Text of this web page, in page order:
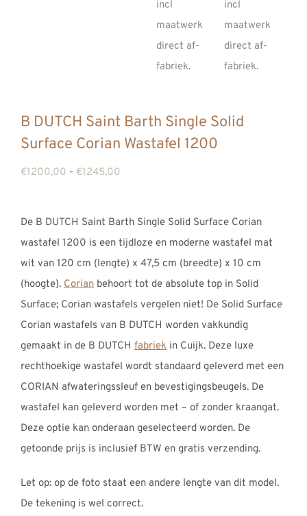
B DUTCH Saint Barth Single Solid
Surface Corian Wastafel 1200
€1200,00 - €1245,00
De B DUTCH Saint Barth Single Solid Surface Corian
wastafel 1200 is een tijdloze en moderne wastafel mat
wit van 120 cm (lengte) x 47,5 cm (breedte) x 10 cm
(hoogte). Corian behoort tot de absolute top in Solid
Surface; Corian wastafels vergelen niet! De Solid Surface
Corian wastafels van B DUTCH worden vakkundig
gemaakt in de B DUTCH fabriek in Cuijk. Deze luxe
rechthoekige wastafel wordt standaard geleverd met een
CORIAN afwateringssleuf en bevestigingsbeugels. De
wastafel kan geleverd worden met – of zonder kraangat.
Deze optie kan onderaan geselecteerd worden. De
getoonde prijs is inclusief BTW en gratis verzending.
Let op: op de foto staat een andere lengte van dit model.
De tekening is wel correct.